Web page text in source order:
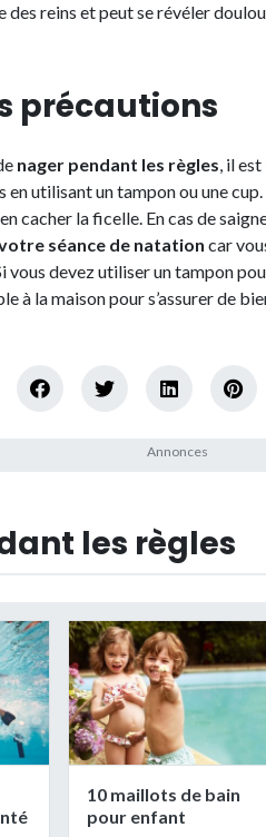
reins et peut se révéler
précautions
nager pendant les règles, il
utilisant un tampon ou une
cacher la ficelle. En cas de
séance de natation car
vous devez utiliser un tampon
à la maison pour s’assurer de
les règles
10 maillots de bain
pour enfant